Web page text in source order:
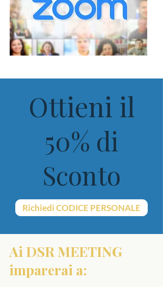
Ottieni il
50% di
Sconto
Richiedi CODICE PERSONALE
Ai DSR MEETING
imparerai a: